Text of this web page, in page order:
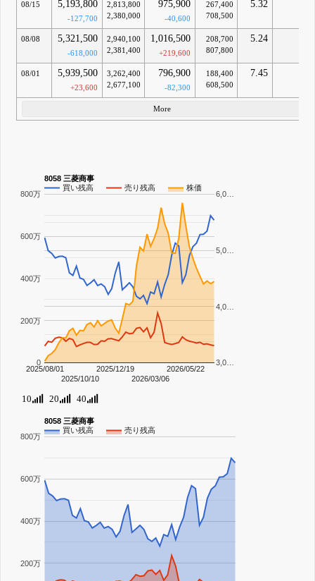
08/15 5,193,800
-127,700
2,813,800
2,380,000
975,900
-40,600
267,400
708,500
5.32
08/08 5,321,500
-618,000
2,940,100
2,381,400
1,016,500
+219,600
208,700
807,800
5.24
08/01 5,939,500
+23,600
3,262,400
2,677,100
796,900
-82,300
188,400
608,500
7.45
More
8058 三菱商事
買い残高
売り残高 株価
2025/08/01
2025/10/10
2025/12/19
2026/03/06
2026/05/22
0
200万
400万
600万
800万
3,0…
4,0…
5,0…
6,0…
10 20 40
8058 三菱商事
買い残高
売り残高
200万
400万
600万
800万